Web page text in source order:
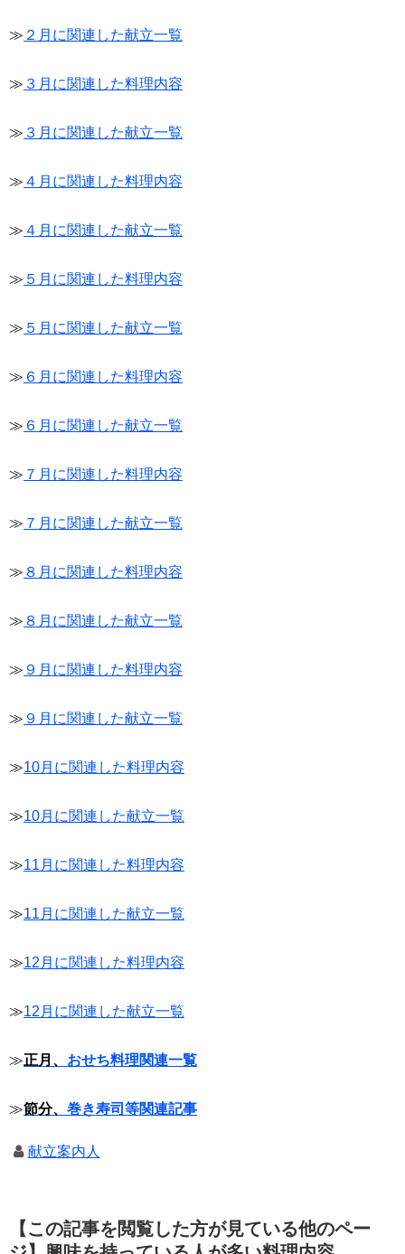
≫ ２月に関連した献立一覧
≫ ３月に関連した料理内容
≫ ３月に関連した献立一覧
≫ ４月に関連した料理内容
≫ ４月に関連した献立一覧
≫ ５月に関連した料理内容
≫ ５月に関連した献立一覧
≫ ６月に関連した料理内容
≫ ６月に関連した献立一覧
≫ ７月に関連した料理内容
≫ ７月に関連した献立一覧
≫ ８月に関連した料理内容
≫ ８月に関連した献立一覧
≫ ９月に関連した料理内容
≫ ９月に関連した献立一覧
≫10月に関連した料理内容
≫10月に関連した献立一覧
≫11月に関連した料理内容
≫11月に関連した献立一覧
≫12月に関連した料理内容
≫12月に関連した献立一覧
≫正月、 おせち料理関連一覧
≫節分、 巻き寿司等関連記事
献立案内人
【この記事を閲覧した方が見ている他のペー